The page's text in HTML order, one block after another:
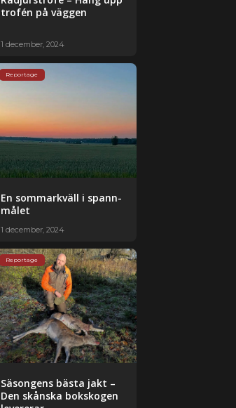
trofén på väggen
1 december, 2024
Reportage
En sommar­kväll i spann­
målet
1 december, 2024
Reportage
Säsongens bästa jakt –
Den skånska bokskogen